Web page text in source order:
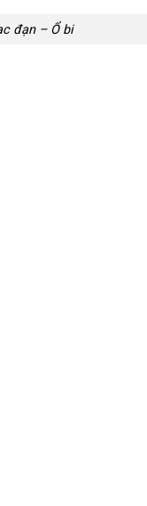
đạn – Ổ bi